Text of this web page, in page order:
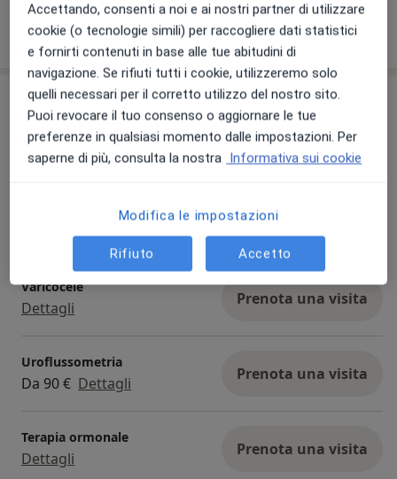
Mostra dettagli
sull'esperienza
Prestazioni e prezzi
Biopsia del pene
Dettagli Prenota una visita
Esame andrologico
Dettagli Prenota una visita
Varicocele
Dettagli Prenota una visita
Uroflussometria
Da 90 € Dettagli Prenota una visita
Terapia ormonale
Dettagli Prenota una visita
Accettando, consenti a noi e ai nostri partner di utilizzare
cookie (o tecnologie simili) per raccogliere dati statistici
e fornirti contenuti in base alle tue abitudini di
navigazione. Se rifiuti tutti i cookie, utilizzeremo solo
quelli necessari per il corretto utilizzo del nostro sito.
Puoi revocare il tuo consenso o aggiornare le tue
preferenze in qualsiasi momento dalle impostazioni. Per
saperne di più, consulta la nostra Informativa sui cookie
Modifica le impostazioni
Rifiuto Accetto